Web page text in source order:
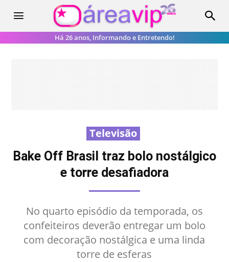
Há 26 anos, Informando e Entretendo!
Televisão
Bake Off Brasil traz bolo nostálgico
e torre desafiadora
No quarto episódio da temporada, os
confeiteiros deverão entregar um bolo
com decoração nostálgica e uma linda
torre de esferas